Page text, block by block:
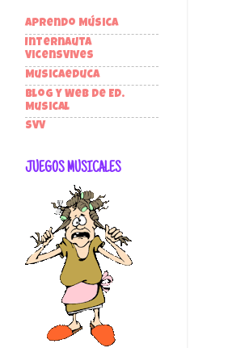
Aprendo Música
Internauta
VicensVives
Musicaeduca
Blog y Web de Ed.
Musical
SVV
JUEGOS MUSICALES